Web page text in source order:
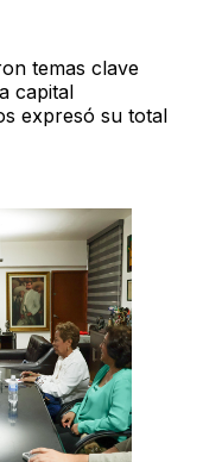
temas clave
capital
expresó su total